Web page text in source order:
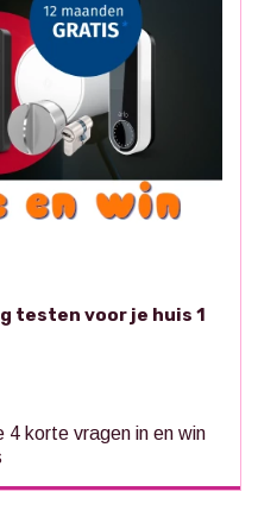
testen voor je huis 1
korte vragen in en win